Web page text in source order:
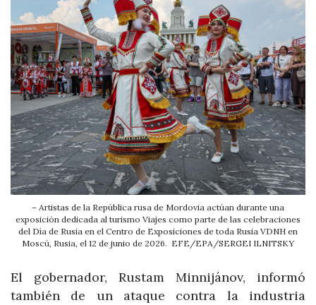
– Artistas de la República rusa de Mordovia actúan durante una
exposición dedicada al turismo Viajes como parte de las celebraciones
del Día de Rusia en el Centro de Exposiciones de toda Rusia VDNH en
Moscú, Rusia, el 12 de junio de 2026. EFE/EPA/SERGEI ILNITSKY
El gobernador, Rustam Minnijánov, informó
también de un ataque contra la industria